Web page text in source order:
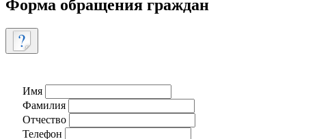
Форма обращения граждан
Имя
Фамилия
Отчество
Телефон